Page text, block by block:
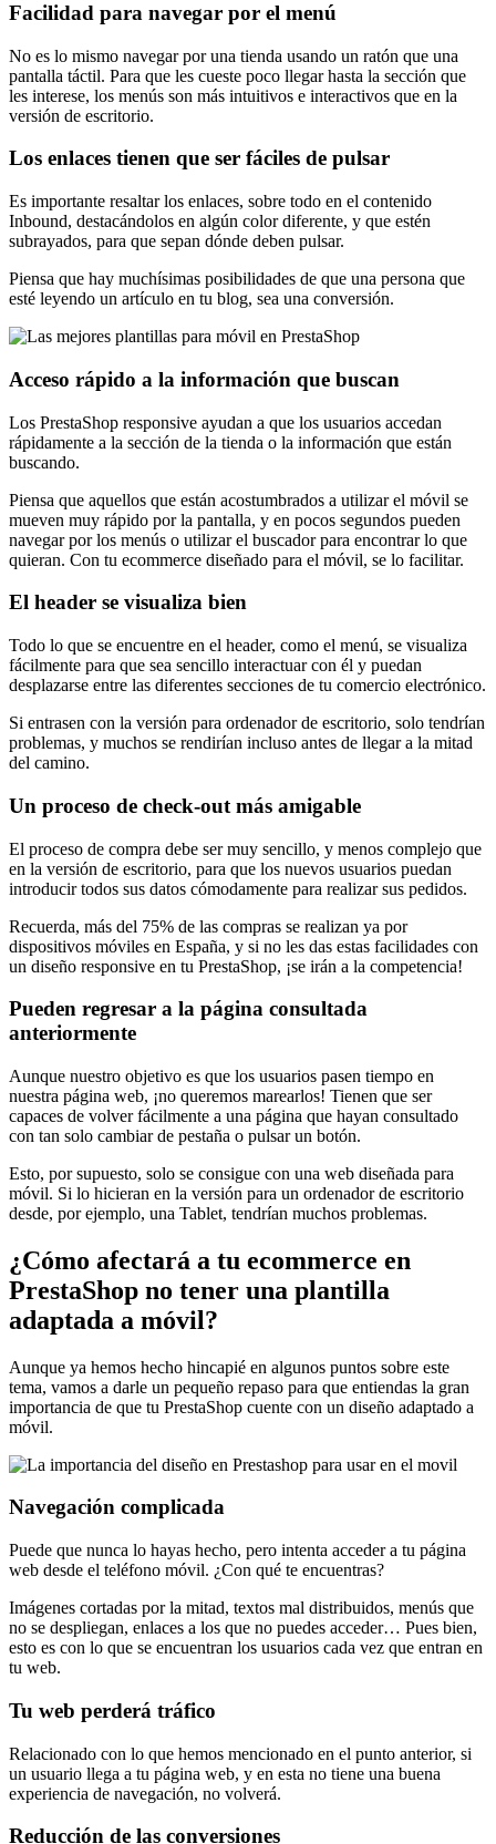
Facilidad para navegar por el menú
No es lo mismo navegar por una tienda usando un ratón que una
pantalla táctil. Para que les cueste poco llegar hasta la sección que
les interese, los menús son más intuitivos e interactivos que en la
versión de escritorio.
Los enlaces tienen que ser fáciles de pulsar
Es importante resaltar los enlaces, sobre todo en el contenido
Inbound, destacándolos en algún color diferente, y que estén
subrayados, para que sepan dónde deben pulsar.
Piensa que hay muchísimas posibilidades de que una persona que
esté leyendo un artículo en tu blog, sea una conversión.
Acceso rápido a la información que buscan
Los PrestaShop responsive ayudan a que los usuarios accedan
rápidamente a la sección de la tienda o la información que están
buscando.
Piensa que aquellos que están acostumbrados a utilizar el móvil se
mueven muy rápido por la pantalla, y en pocos segundos pueden
navegar por los menús o utilizar el buscador para encontrar lo que
quieran. Con tu ecommerce diseñado para el móvil, se lo facilitar.
El header se visualiza bien
Todo lo que se encuentre en el header, como el menú, se visualiza
fácilmente para que sea sencillo interactuar con él y puedan
desplazarse entre las diferentes secciones de tu comercio electrónico.
Si entrasen con la versión para ordenador de escritorio, solo tendrían
problemas, y muchos se rendirían incluso antes de llegar a la mitad
del camino.
Un proceso de check-out más amigable
El proceso de compra debe ser muy sencillo, y menos complejo que
en la versión de escritorio, para que los nuevos usuarios puedan
introducir todos sus datos cómodamente para realizar sus pedidos.
Recuerda, más del 75% de las compras se realizan ya por
dispositivos móviles en España, y si no les das estas facilidades con
un diseño responsive en tu PrestaShop, ¡se irán a la competencia!
Pueden regresar a la página consultada
anteriormente
Aunque nuestro objetivo es que los usuarios pasen tiempo en
nuestra página web, ¡no queremos marearlos! Tienen que ser
capaces de volver fácilmente a una página que hayan consultado
con tan solo cambiar de pestaña o pulsar un botón.
Esto, por supuesto, solo se consigue con una web diseñada para
móvil. Si lo hicieran en la versión para un ordenador de escritorio
desde, por ejemplo, una Tablet, tendrían muchos problemas.
¿Cómo afectará a tu ecommerce en
PrestaShop no tener una plantilla
adaptada a móvil?
Aunque ya hemos hecho hincapié en algunos puntos sobre este
tema, vamos a darle un pequeño repaso para que entiendas la gran
importancia de que tu PrestaShop cuente con un diseño adaptado a
móvil.
Navegación complicada
Puede que nunca lo hayas hecho, pero intenta acceder a tu página
web desde el teléfono móvil. ¿Con qué te encuentras?
Imágenes cortadas por la mitad, textos mal distribuidos, menús que
no se despliegan, enlaces a los que no puedes acceder… Pues bien,
esto es con lo que se encuentran los usuarios cada vez que entran en
tu web.
Tu web perderá tráfico
Relacionado con lo que hemos mencionado en el punto anterior, si
un usuario llega a tu página web, y en esta no tiene una buena
experiencia de navegación, no volverá.
Reducción de las conversiones